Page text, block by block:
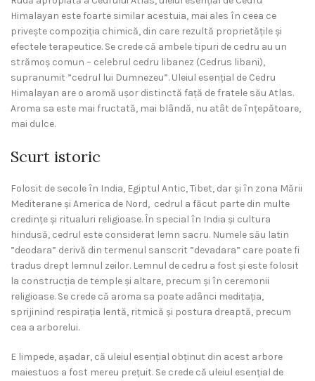
Himalayan este foarte similar acestuia, mai ales în ceea ce
privește compoziția chimică, din care rezultă proprietățile și
efectele terapeutice. Se crede că ambele tipuri de cedru au un
strămoș comun – celebrul cedru libanez (Cedrus libani),
supranumit ”cedrul lui Dumnezeu”. Uleiul esențial de Cedru
Himalayan are o aromă ușor distinctă față de fratele său Atlas.
Aroma sa este mai fructată, mai blândă, nu atât de înțepătoare,
mai dulce.
Scurt istoric
Folosit de secole în India, Egiptul Antic, Tibet, dar și în zona Mării
Mediterane și America de Nord, cedrul a făcut parte din multe
credințe și ritualuri religioase. În special în India și cultura
hindusă, cedrul este considerat lemn sacru. Numele său latin
”deodara” derivă din termenul sanscrit ”devadara” care poate fi
tradus drept lemnul zeilor. Lemnul de cedru a fost și este folosit
la construcția de temple și altare, precum și în ceremonii
religioase. Se crede că aroma sa poate adânci meditația,
sprijinind respirația lentă, ritmică și postura dreaptă, precum
cea a arborelui.
E limpede, așadar, că uleiul esențial obținut din acest arbore
maiestuos a fost mereu prețuit. Se crede că uleiul esențial de